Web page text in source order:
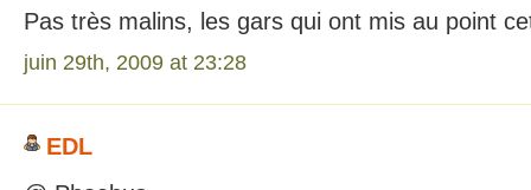
Pas très malins, les gars qui ont mis au point
juin 29th, 2009 at 23:28
EDL